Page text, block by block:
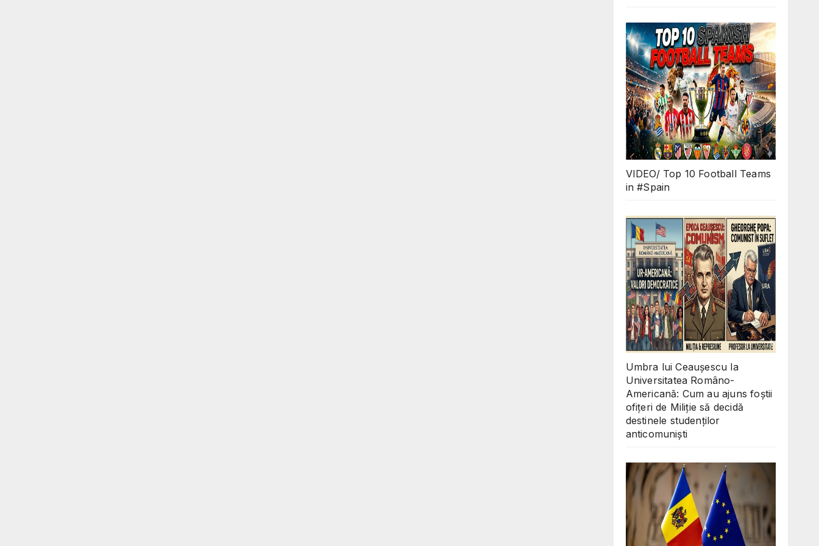
VIDEO/ Top 10 Football Teams
in #Spain
Umbra lui Ceaușescu la
Universitatea Româno-
Americană: Cum au ajuns foștii
ofițeri de Miliție să decidă
destinele studenților
anticomuniști